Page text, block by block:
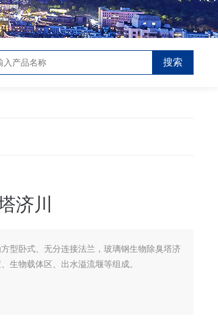
济川
型卧式、无分连接法兰，玻璃钢生物除臭塔济
生物载体区、出水溢流堰等组成。